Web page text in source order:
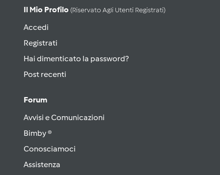
Il Mio Profilo (riservato Agli Utenti Registrati)
Accedi
Registrati
Hai dimenticato la password?
Post recenti
Forum
Avvisi e Comunicazioni
Bimby ®
Conosciamoci
Assistenza